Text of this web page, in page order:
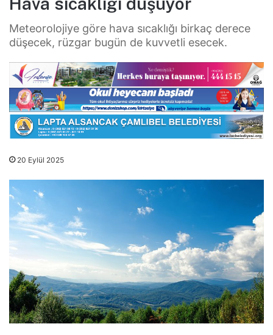
Meteorolojiye göre hava sıcaklığı birkaç derece
düşecek, rüzgar bugün de kuvvetli esecek.
20 Eylül 2025